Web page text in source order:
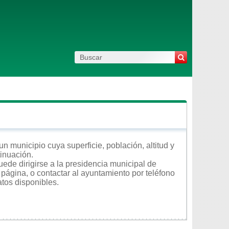
municipio cuya superficie, población, altitud y
dirigirse a la presidencia municipal de
o contactar al ayuntamiento por teléfono
disponibles.